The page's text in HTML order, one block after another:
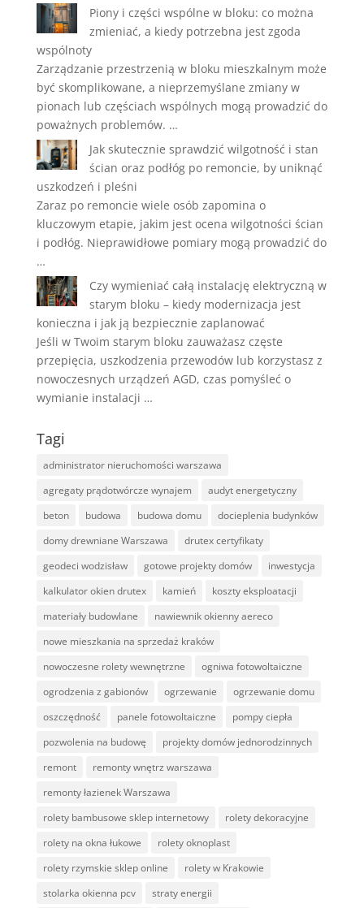
Piony i części wspólne w bloku: co można
zmieniać, a kiedy potrzebna jest zgoda
wspólnoty
Zarządzanie przestrzenią w bloku mieszkalnym może
być skomplikowane, a nieprzemyślane zmiany w
pionach lub częściach wspólnych mogą prowadzić do
poważnych problemów. …
Jak skutecznie sprawdzić wilgotność i stan
ścian oraz podłóg po remoncie, by uniknąć
uszkodzeń i pleśni
Zaraz po remoncie wiele osób zapomina o
kluczowym etapie, jakim jest ocena wilgotności ścian
i podłóg. Nieprawidłowe pomiary mogą prowadzić do
…
Czy wymieniać całą instalację elektryczną w
starym bloku – kiedy modernizacja jest
konieczna i jak ją bezpiecznie zaplanować
Jeśli w Twoim starym bloku zauważasz częste
przepięcia, uszkodzenia przewodów lub korzystasz z
nowoczesnych urządzeń AGD, czas pomyśleć o
wymianie instalacji …
Tagi
administrator nieruchomości warszawa
agregaty prądotwórcze wynajem
audyt energetyczny
beton
budowa budowa domu
docieplenia budynków
domy drewniane Warszawa
drutex certyfikaty
geodeci wodzisław
gotowe projekty domów
inwestycja
kalkulator okien drutex
kamień
koszty eksploatacji
materiały budowlane
nawiewnik okienny aereco
nowe mieszkania na sprzedaż kraków
nowoczesne rolety wewnętrzne
ogniwa fotowoltaiczne
ogrodzenia z gabionów
ogrzewanie
ogrzewanie domu
oszczędność
panele fotowoltaiczne
pompy ciepła
pozwolenia na budowę
projekty domów jednorodzinnych
remont
remonty wnętrz warszawa
remonty łazienek Warszawa
rolety bambusowe sklep internetowy
rolety dekoracyjne
rolety na okna łukowe
rolety oknoplast
rolety rzymskie sklep online
rolety w Krakowie
stolarka okienna pcv
straty energii